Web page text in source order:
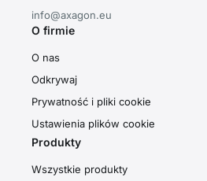
info@axagon.eu
O firmie
O nas
Odkrywaj
Prywatność i pliki cookie
Ustawienia plików cookie
Produkty
Wszystkie produkty